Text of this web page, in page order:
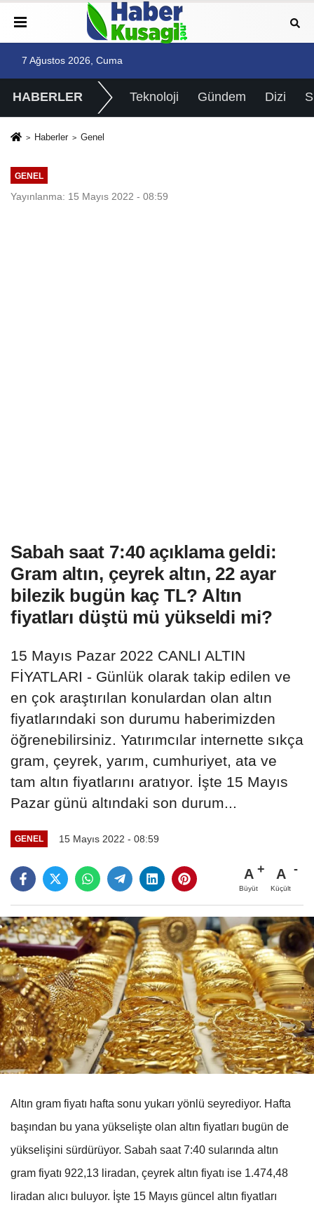
7 Ağustos 2026, Cuma
HABERLER Teknoloji Gündem Dizi
Haberler Genel
GENEL
Yayınlanma: 15 Mayıs 2022 - 08:59
Sabah saat 7:40 açıklama geldi:
Gram altın, çeyrek altın, 22 ayar
bilezik bugün kaç TL? Altın
fiyatları düştü mü yükseldi mi?
15 Mayıs Pazar 2022 CANLI ALTIN
FİYATLARI - Günlük olarak takip edilen ve
en çok araştırılan konulardan olan altın
fiyatlarındaki son durumu haberimizden
öğrenebilirsiniz. Yatırımcılar internette sıkça
gram, çeyrek, yarım, cumhuriyet, ata ve
tam altın fiyatlarını aratıyor. İşte 15 Mayıs
Pazar günü altındaki son durum...
GENEL 15 Mayıs 2022 - 08:59
A
Büyüt
A
Küçült
Altın gram fiyatı hafta sonu yukarı yönlü seyrediyor. Hafta
başından bu yana yükselişte olan altın fiyatları bugün de
yükselişini sürdürüyor. Sabah saat 7:40 sularında altın
gram fiyatı 922,13 liradan, çeyrek altın fiyatı ise 1.474,48
liradan alıcı buluyor. İşte 15 Mayıs güncel altın fiyatları